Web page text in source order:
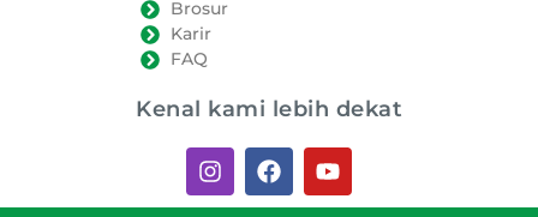
Brosur
Karir
FAQ
Kenal kami lebih dekat